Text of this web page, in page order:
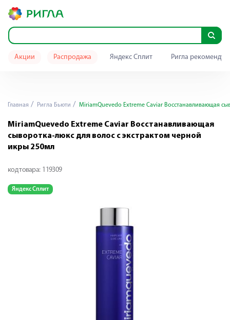
Акции Распродажа Яндекс Сплит Ригла
Главная Ригла Бьюти MiriamQuevedo Extreme Caviar Восстанавливающая
MiriamQuevedo Extreme Caviar Восстанавливающая
сыворотка-люкс для волос с экстрактом черной
икры 250мл
код товара: 119309
Яндекс Сплит